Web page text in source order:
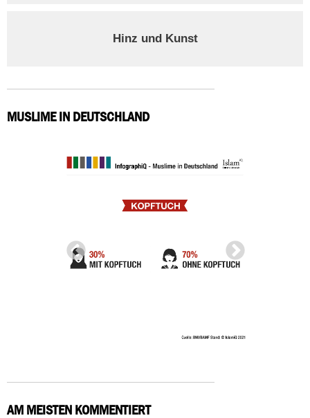
Hinz und Kunst
MUSLIME IN DEUTSCHLAND
AM MEISTEN KOMMENTIERT